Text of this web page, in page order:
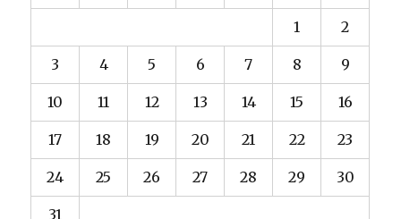
1 2
3 4 5 6 7 8 9
10 11 12 13 14 15 16
17 18 19 20 21 22 23
24 25 26 27 28 29 30
31